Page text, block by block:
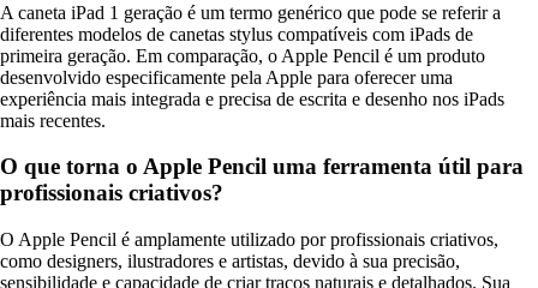
A caneta iPad 1 geração é um termo genérico que pode se referir a
diferentes modelos de canetas stylus compatíveis com iPads de
primeira geração. Em comparação, o Apple Pencil é um produto
desenvolvido especificamente pela Apple para oferecer uma
experiência mais integrada e precisa de escrita e desenho nos iPads
mais recentes.
O que torna o Apple Pencil uma ferramenta útil para
profissionais criativos?
O Apple Pencil é amplamente utilizado por profissionais criativos,
como designers, ilustradores e artistas, devido à sua precisão,
sensibilidade e capacidade de criar traços naturais e detalhados. Sua